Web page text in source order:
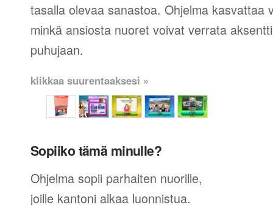
tasalla olevaa sanastoa. Ohjelma kasvattaa
minkä ansiosta nuoret voivat verrata
puhujaan.
klikkaa suurentaaksesi »
Sopiiko tämä minulle?
Ohjelma sopii parhaiten nuorille,
joille kantoni alkaa luonnistua.